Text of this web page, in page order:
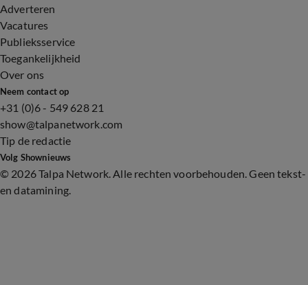
Adverteren
Vacatures
Publieksservice
Toegankelijkheid
Over ons
Neem contact op
+31 (0)6 - 549 628 21
show@talpanetwork.com
Tip de redactie
Volg Shownieuws
© 2026 Talpa Network. Alle rechten voorbehouden. Geen tekst-
en datamining.